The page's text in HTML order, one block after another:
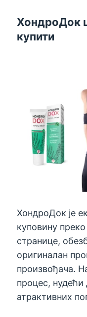
ХондроДок
купити
ХондроДок је
куповину преко
странице,
оригиналан
произвођача.
процес, нудећи
атрактивних